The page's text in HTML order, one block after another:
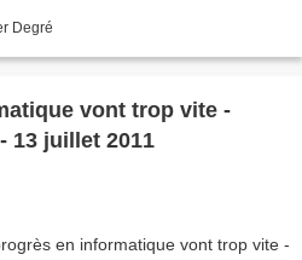
Degré
vont trop vite -
13 juillet 2011